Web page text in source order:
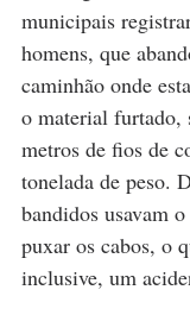
municipais
homens, que
caminhão onde
o material furtado,
metros de fios de
tonelada de peso.
bandidos usavam
puxar os cabos, o
inclusive, um